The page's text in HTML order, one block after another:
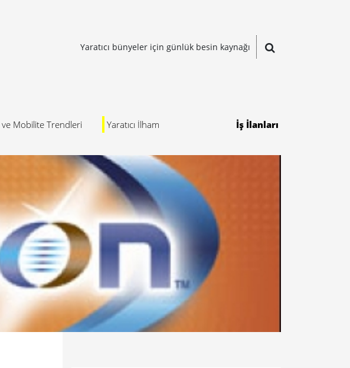
Yaratıcı bünyeler için günlük besin kaynağı
ve Mobilite Trendleri Yaratıcı İlham İş İlanları